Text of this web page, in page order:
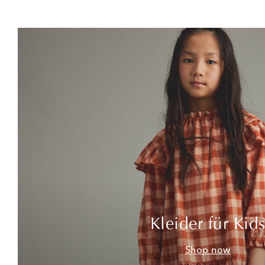
Kleider für Kids
Shop now